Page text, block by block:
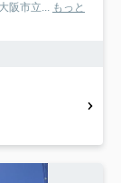
阪市立... もっと